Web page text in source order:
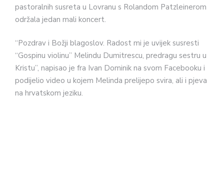
pastoralnih susreta u Lovranu s Rolandom Patzleinerom
održala jedan mali koncert.
“Pozdrav i Božji blagoslov. Radost mi je uvijek susresti
“Gospinu violinu” Melindu Dumitrescu, predragu sestru u
Kristu”, napisao je fra Ivan Dominik na svom Facebooku i
podijelio video u kojem Melinda prelijepo svira, ali i pjeva
na hrvatskom jeziku.